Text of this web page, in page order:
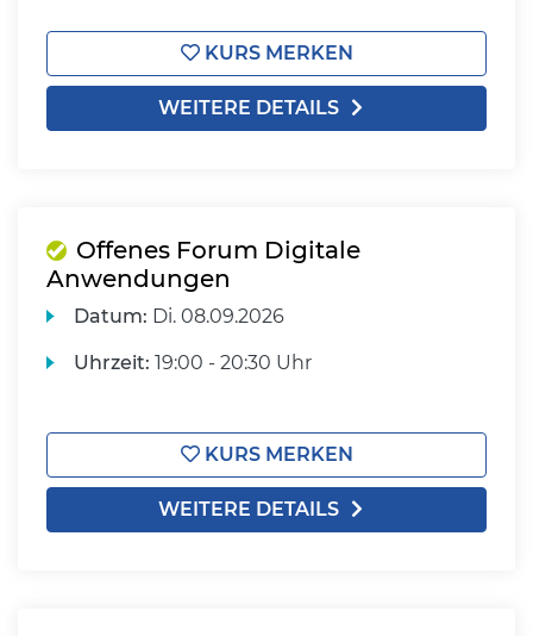
KURS MERKEN
WEITERE DETAILS
Offenes Forum Digitale
Anwendungen
Datum: Di. 08.09.2026
Uhrzeit: 19:00 - 20:30 Uhr
KURS MERKEN
WEITERE DETAILS